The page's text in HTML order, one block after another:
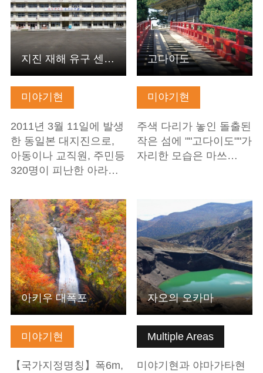
미야기현
2011년 3월 11일에 발생
한 동일본 대지진으로,
아동이나 교직원, 주민등
320명이 피난한 아라…
지진 재해 유구 센다이시립 아라하마 초등학교
미야기현
주색 다리가 놓인 돌출된
작은 섬에 ""고다이도""가
자리한 모습은 마쓰…
고다이도
미야기현
【국가지정명칭】폭6m,
기본정보 보기
아키우 대폭포
Multiple Areas
미야기현과 야마가타현
기본정보 보기
자오의 오카마